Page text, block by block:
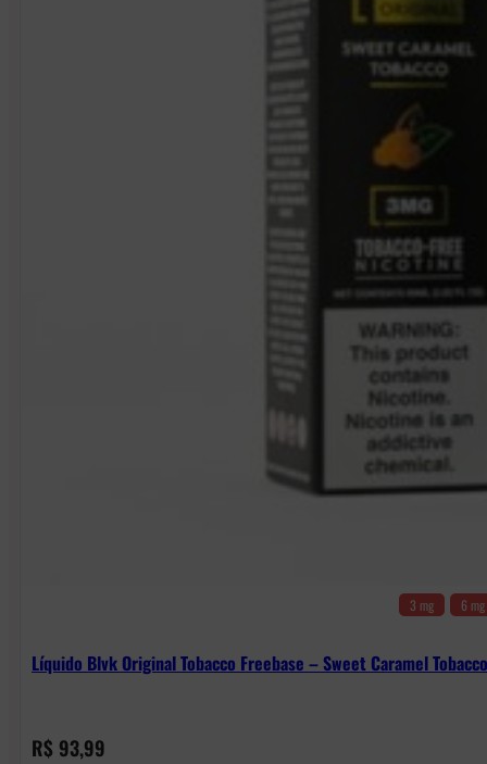
3 mg 6 mg
Líquido Blvk Original Tobacco Freebase – Sweet Caramel Tobacco
R$ 93,99